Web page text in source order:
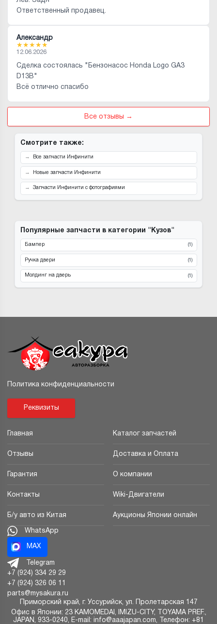
Ответственный продавец.
Александр
★★★★★
12.06.2026
Сделка состоялась "Бензонасос Honda Logo GA3
D13B"
Всё отлично спасибо
Все отзывы →
Смотрите также:
Все запчасти Инфинити
Новые запчасти Инфинити
Запчасти Инфинити с фотографиями
Популярные запчасти в категории "Кузов"
Бампер (1)
Ручка двери (1)
Молдинг на дверь (1)
Политика конфиденциальности
Реквизиты
Главная Каталог запчастей
Отзывы Доставка и Оплата
Гарантия О компании
Контакты Wiki-Двигатели
Б/у авто из Китая Аукционы Японии онлайн
WhatsApp
MAX
Telegram
+7 (924) 334 29 29
+7 (924) 326 06 11
parts@mysakura.ru
Приморский край, г. Уссурийск, ул. Пролетарская 147
Офис в Японии: 23 KAMOMEDAI, IMIZU-CITY, TOYAMA PREF.,
JAPAN, 933-0240, E-mail: info@aaajapan.com, Телефон: +81